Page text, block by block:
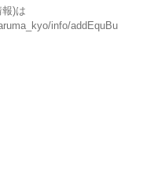
)は
info/addEquBu